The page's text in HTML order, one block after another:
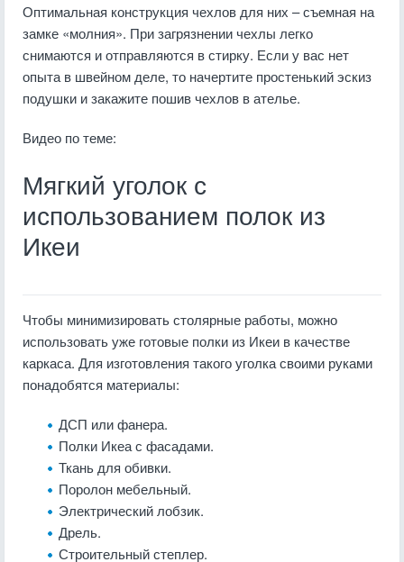
Оптимальная конструкция чехлов для них – съемная на
замке «молния». При загрязнении чехлы легко
снимаются и отправляются в стирку. Если у вас нет
опыта в швейном деле, то начертите простенький эскиз
подушки и закажите пошив чехлов в ателье.
Видео по теме:
Мягкий уголок с
использованием полок из
Икеи
Чтобы минимизировать столярные работы, можно
использовать уже готовые полки из Икеи в качестве
каркаса. Для изготовления такого уголка своими руками
понадобятся материалы:
ДСП или фанера.
Полки Икеа с фасадами.
Ткань для обивки.
Поролон мебельный.
Электрический лобзик.
Дрель.
Строительный степлер.